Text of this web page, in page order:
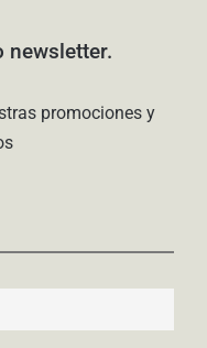
newsletter.
promociones y